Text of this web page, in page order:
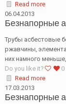
Read more
06.04.2013
Безнапорные
Трубы асбестовые
ржавчины,
них намного
Do you like it?
0
Read more
17.03.2013
Безнапорные